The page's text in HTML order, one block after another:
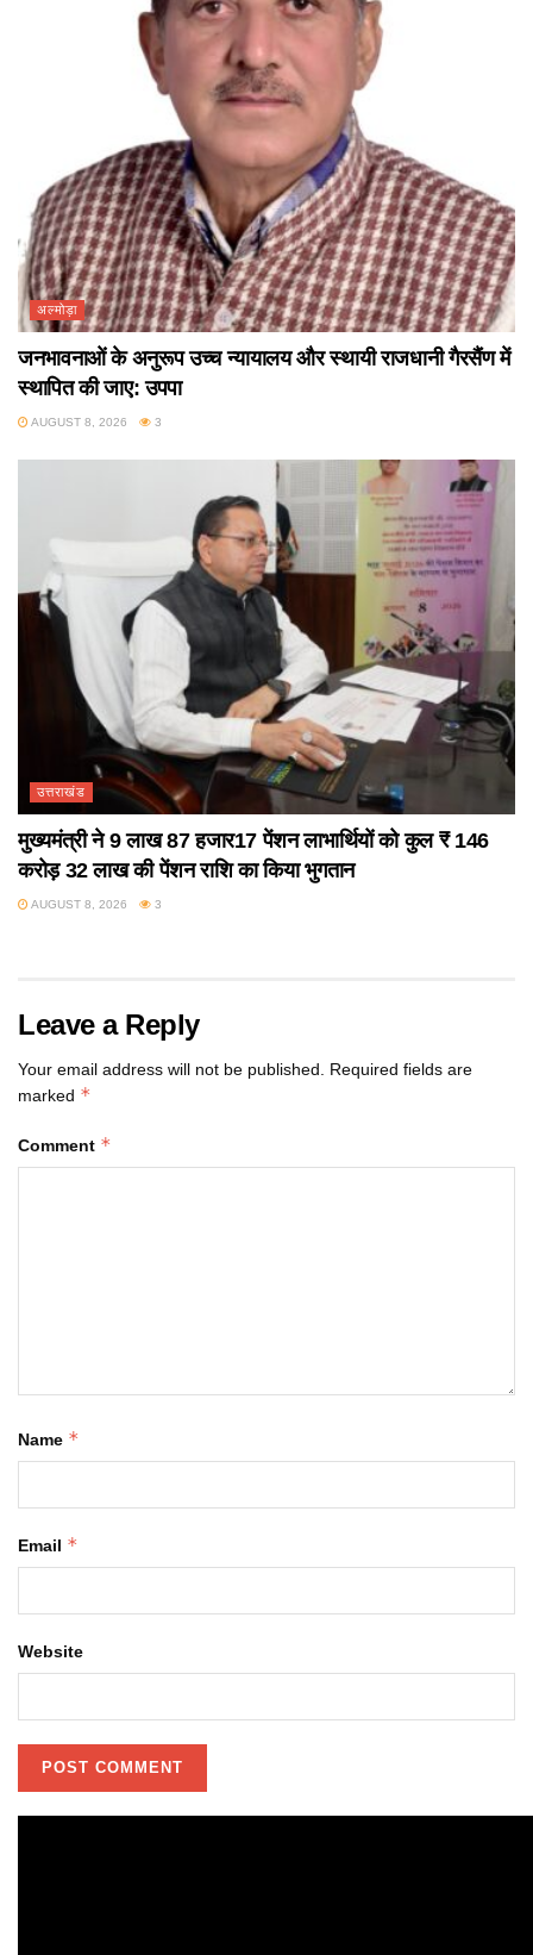
अल्मोड़ा
जनभावनाओं के अनुरूप उच्च न्यायालय और स्थायी राजधानी गैरसैंण में
स्थापित की जाए: उपपा
AUGUST 8, 2026 3
उत्तराखंड
मुख्यमंत्री ने 9 लाख 87 हजार17 पेंशन लाभार्थियों को कुल ₹ 146
करोड़ 32 लाख की पेंशन राशि का किया भुगतान
AUGUST 8, 2026 3
Leave a Reply
Your email address will not be published. Required fields are
marked *
Comment *
Name *
Email *
Website